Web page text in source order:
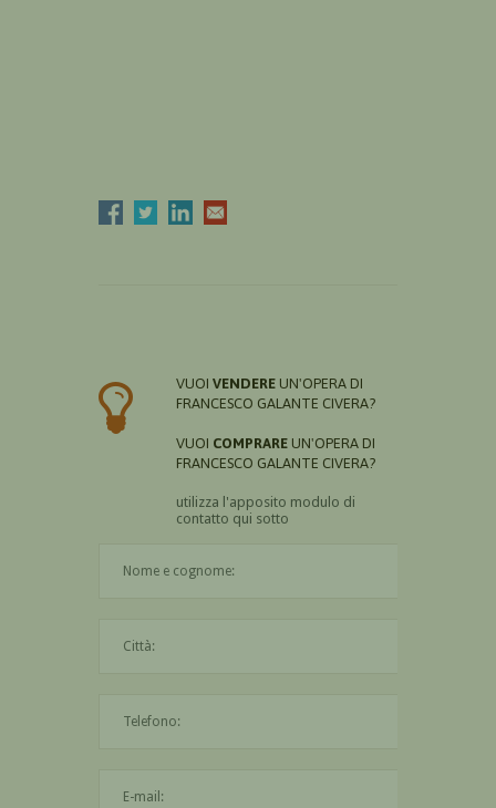
VUOI VENDERE UN'OPERA DI
FRANCESCO GALANTE CIVERA?
VUOI COMPRARE UN'OPERA DI
FRANCESCO GALANTE CIVERA?
utilizza l'apposito modulo di
contatto qui sotto